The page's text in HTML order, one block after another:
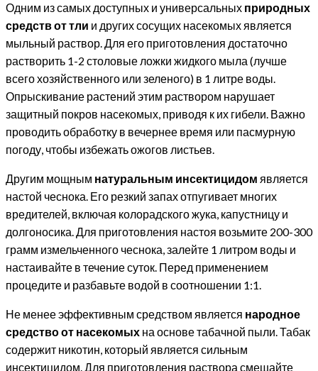
Одним из самых доступных и универсальных природных
средств от тли и других сосущих насекомых является
мыльный раствор. Для его приготовления достаточно
растворить 1-2 столовые ложки жидкого мыла (лучше
всего хозяйственного или зеленого) в 1 литре воды.
Опрыскивание растений этим раствором нарушает
защитный покров насекомых, приводя к их гибели. Важно
проводить обработку в вечернее время или пасмурную
погоду, чтобы избежать ожогов листьев.
Другим мощным натуральным инсектицидом является
настой чеснока. Его резкий запах отпугивает многих
вредителей, включая колорадского жука, капустницу и
долгоносика. Для приготовления настоя возьмите 200-300
грамм измельченного чеснока, залейте 1 литром воды и
настаивайте в течение суток. Перед применением
процедите и разбавьте водой в соотношении 1:1.
Не менее эффективным средством является народное
средство от насекомых на основе табачной пыли. Табак
содержит никотин, который является сильным
инсектицидом. Для приготовления раствора смешайте